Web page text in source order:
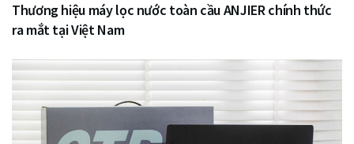
Thương hiệu máy lọc nước toàn cầu ANJIER chính thức
ra mắt tại Việt Nam